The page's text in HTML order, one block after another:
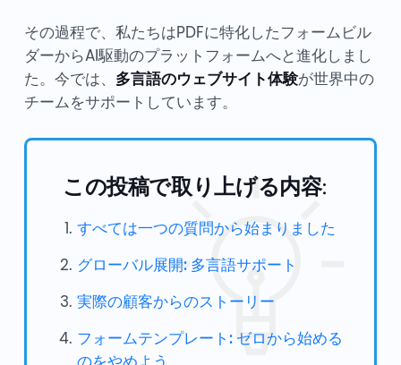
その過程で、私たちはPDFに特化したフォームビル
ダーからAI駆動のプラットフォームへと進化しまし
た。今では、 多言語のウェブサイト体験が世界中の
チームをサポートしています。
この投稿で取り上げる内容:
すべては一つの質問から始まりました
グローバル展開: 多言語サポート
実際の顧客からのストーリー
フォームテンプレート: ゼロから始める